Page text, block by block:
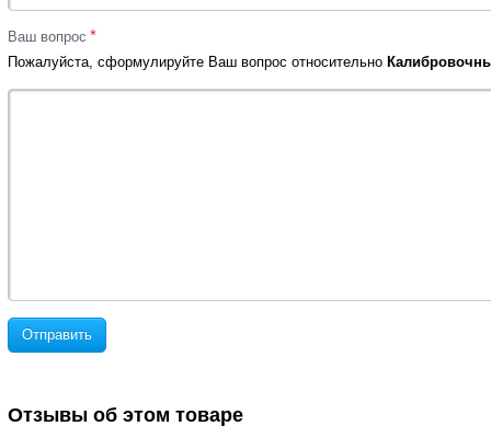
Ваш вопрос *
Пожалуйста, сформулируйте Ваш вопрос относительно
Отправить
Отзывы об этом товаре